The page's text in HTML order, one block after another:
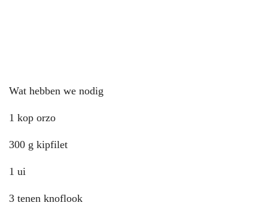
Wat hebben we nodig
1 kop orzo
300 g kipfilet
1 ui
3 tenen knoflook